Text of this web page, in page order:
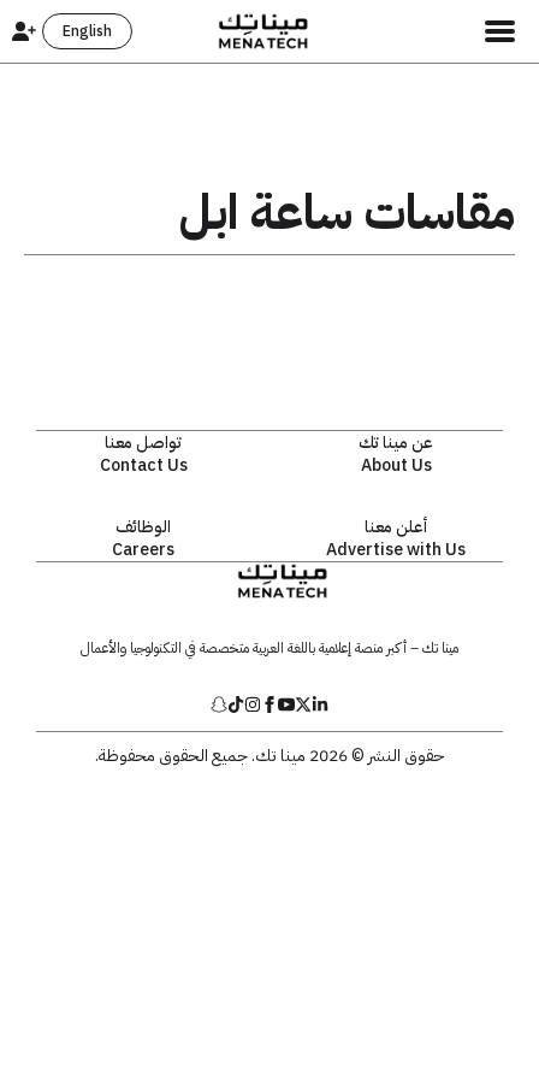
English
مقاسات ساعة ابل
عن مينا تك
About Us
تواصل معنا
Contact Us
أعلن معنا
Advertise with Us
الوظائف
Careers
مينا تك – أكبر منصة إعلامية باللغة العربية متخصصة في التكنولوجيا والأعمال
حقوق النشر © 2026 مينا تك. جميع الحقوق محفوظة.